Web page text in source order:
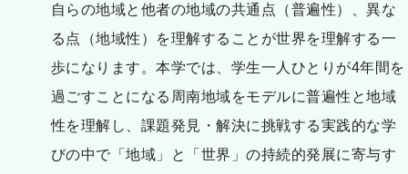
自らの地域と他者の地域の共通点（普遍性）、異な
る点（地域性）を理解することが世界を理解する一
歩になります。本学では、学生一人ひとりが4年間を
過ごすことになる周南地域をモデルに普遍性と地域
性を理解し、課題発見・解決に挑戦する実践的な学
びの中で「地域」と「世界」の持続的発展に寄与す